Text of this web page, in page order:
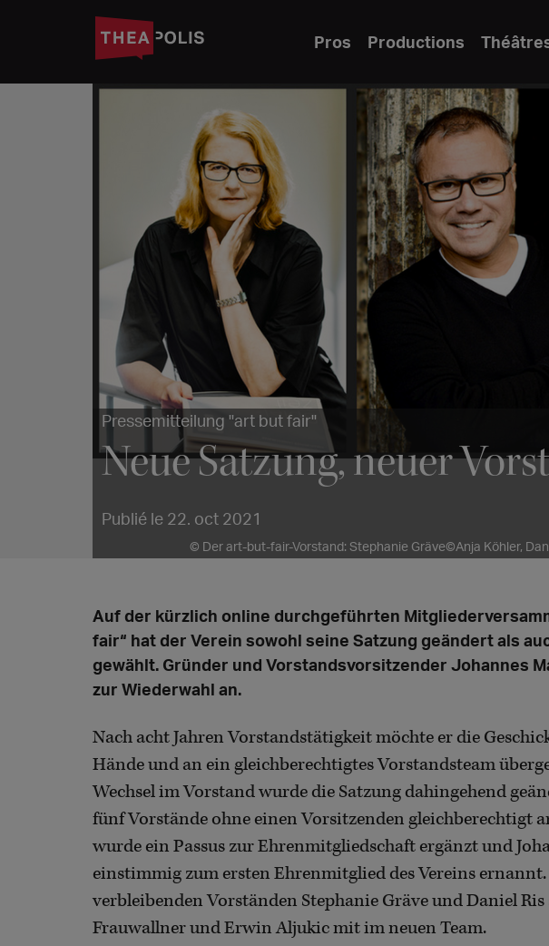
Pros Productions
Pressemitteilung "art but fair"
Neue Satzung, neuer
Publié le 22. oct 2021
© Der art-but-fair-Vorstand: Stephanie Gräve©Anja Köhler,
Auf der kürzlich online durchgeführten
fair“ hat der Verein sowohl seine Satzung geändert als
gewählt. Gründer und Vorstandsvorsitzender Johannes
zur Wiederwahl an.
Nach acht Jahren Vorstandstätigkeit möchte er die
Hände und an ein gleichberechtigtes Vorstandsteam
Wechsel im Vorstand wurde die Satzung dahingehend
fünf Vorstände ohne einen Vorsitzenden gleichberechtigt
wurde ein Passus zur Ehrenmitgliedschaft ergänzt und
einstimmig zum ersten Ehrenmitglied des Vereins
verbleibenden Vorständen Stephanie Gräve und Daniel
Frauwallner und Erwin Aljukic mit im neuen Team.